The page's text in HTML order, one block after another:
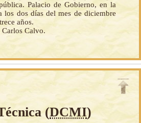
Palacio de Gobierno, en la
los dos días del mes de diciembre
años.
Calvo.
(DCMI)